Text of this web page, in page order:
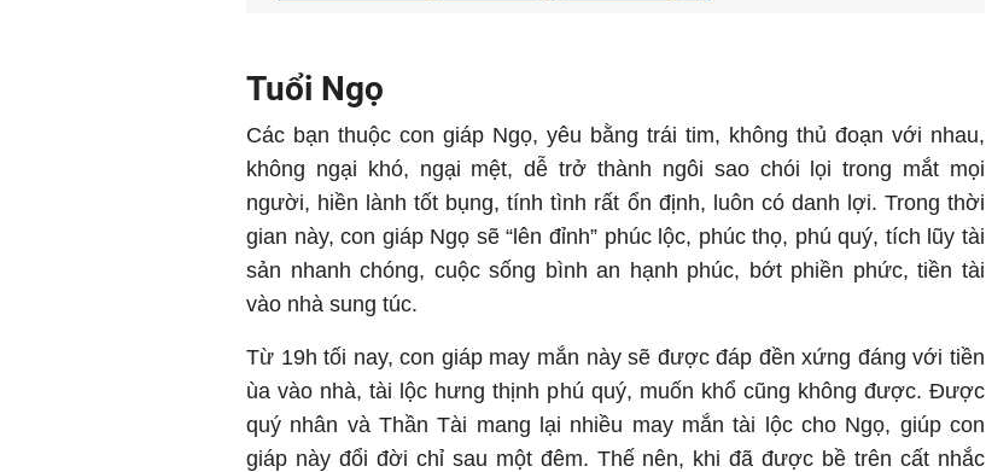
Tuổi Ngọ
Các bạn thuộc con giáp Ngọ, yêu bằng trái tim, không thủ đoạn với nhau,
không ngại khó, ngại mệt, dễ trở thành ngôi sao chói lọi trong mắt mọi
người, hiền lành tốt bụng, tính tình rất ổn định, luôn có danh lợi. Trong thời
gian này, con giáp Ngọ sẽ “lên đỉnh” phúc lộc, phúc thọ, phú quý, tích lũy tài
sản nhanh chóng, cuộc sống bình an hạnh phúc, bớt phiền phức, tiền tài
vào nhà sung túc.
Từ 19h tối nay, con giáp may mắn này sẽ được đáp đền xứng đáng với tiền
ùa vào nhà, tài lộc hưng thịnh phú quý, muốn khổ cũng không được. Được
quý nhân và Thần Tài mang lại nhiều may mắn tài lộc cho Ngọ, giúp con
giáp này đổi đời chỉ sau một đêm. Thế nên, khi đã được bề trên cất nhắc